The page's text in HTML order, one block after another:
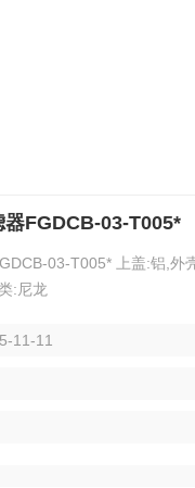
FGDCB-03-T005*
03-T005* 上盖:铝,外
:尼龙
11-11